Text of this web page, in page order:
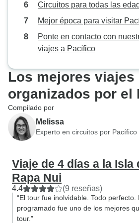
Circuitos para todas las
Mejor época para visitar
Ponte en contacto con
viajes a Pacífico
Los mejores viajes
organizados por el
Compilado por
Melissa
Experto en circuitos por Pacífico
Viaje de 4 días a la Isla
Rapa Nui
4.4 (9 reseñas)
“El tour fue inolvidable. Todo perfecto.
programado fue uno de los mejores
tour.”